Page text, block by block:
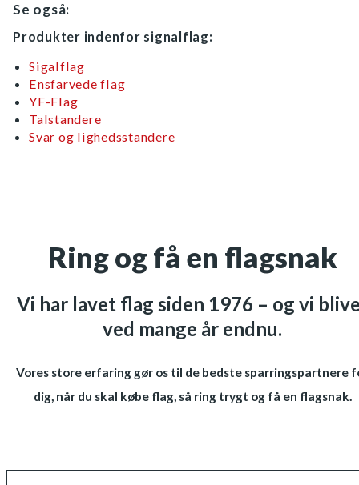
Se også:
Produkter indenfor signalflag:
Sigalflag
Ensfarvede flag
YF-Flag
Talstandere
Svar og lighedsstandere
Ring og få en flagsnak
Vi har lavet flag siden 1976 – og vi
ved mange år endnu.
Vores store erfaring gør os til de bedste sparringspartnere
dig, når du skal købe flag, så ring trygt og få en flagsnak.